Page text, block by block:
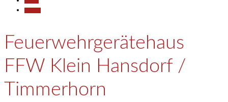
Feuerwehrgerätehaus
FFW Klein Hansdorf /
Timmerhorn